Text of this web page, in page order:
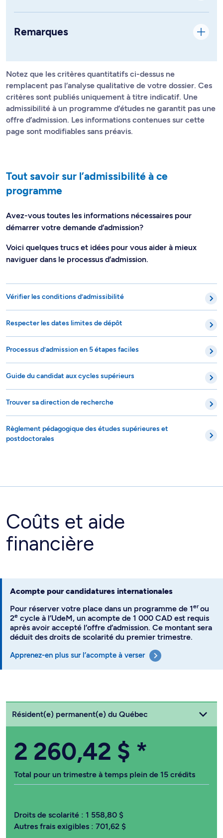
Remarques
Notez que les critères quantitatifs ci-dessus ne
remplacent pas l’analyse qualitative de votre dossier. Ces
critères sont publiés uniquement à titre indicatif. Une
admissibilité à un programme d’études ne garantit pas une
offre d’admission. Les informations contenues sur cette
page sont modifiables sans préavis.
Tout savoir sur l’admissibilité à ce
programme
Avez-vous toutes les informations nécessaires pour
démarrer votre demande d’admission?
Voici quelques trucs et idées pour vous aider à mieux
naviguer dans le processus d’admission.
Vérifier les conditions d’admissibilité
Respecter les dates limites de dépôt
Processus d’admission en 5 étapes faciles
Guide du candidat aux cycles supérieurs
Trouver sa direction de recherche
Règlement pédagogique des études supérieures et
postdoctorales
Coûts et aide
financière
Acompte pour candidatures internationales
Pour réserver votre place dans un programme de 1erou
2e cycle à l’UdeM, un acompte de 1 000 CAD est requis
après avoir accepté l’offre d’admission. Ce montant sera
déduit des droits de scolarité du premier trimestre.
Apprenez-en plus sur l’acompte à verser
Choisissez votre statut
Résident(e) permanent(e) du Québec
2 260,42 $ *
Total pour un trimestre à temps plein de 15 crédits
Droits de scolarité : 1 558,80 $
Autres frais exigibles : 701,62 $